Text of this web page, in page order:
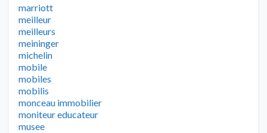
marriott
meilleur
meilleurs
meininger
michelin
mobile
mobiles
mobilis
monceau immobilier
moniteur educateur
musee